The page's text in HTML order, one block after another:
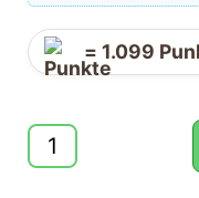
= 1.099